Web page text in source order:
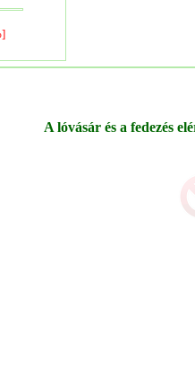
A lóvásár és a fedezés